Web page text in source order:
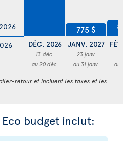
DÉC. 2026
13 déc.
au 20 déc.
775 $
JANV. 2027
23 janv.
au 31 janv.
au
retour et incluent les taxes et les
budget inclut: